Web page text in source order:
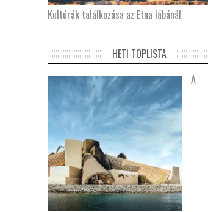
Kultúrák találkozása az Etna lábánál
HETI TOPLISTA
A